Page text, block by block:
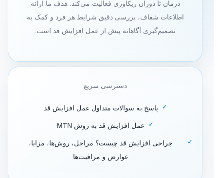
درمان تا دوران ریکاوری فعالیت می‌کند. هدف ما ارائه
اطلاعات شفاف، بررسی دقیق شرایط هر فرد و کمک به
تصمیم‌گیری آگاهانه پیش از عمل افزایش قد است.
دسترسی سریع
پاسخ به سوالات متداول عمل افزایش قد
عمل افزایش قد به روش MTN
جراحی افزایش قد چیست؟ مراحل، روش‌ها، مزایا،
عوارض و مراقبت‌ها